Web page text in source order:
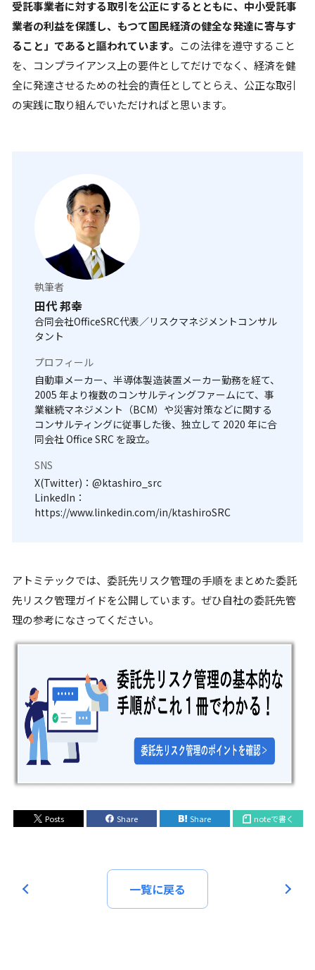
受託事業者に対する取引を公正にするとともに、中小受託事
業者の利益を保護し、もつて国民経済の健全な発達に寄与す
ること」であると謳われています。 この法律を遵守すること
を、コンプライアンス上の要件としてだけでなく、経済を健
全に発達させるための社会的責任としてとらえ、公正な取引
の実践に取り組んでいただければと思います。
執筆者
田代 邦幸
合同会社OfficeSRC代表／リスクマネジメントコンサル
タント
プロフィール
自動車メーカー、半導体製造装置メーカー勤務を経て、
2005 年より複数のコンサルティングファームにて、事
業継続マネジメント（BCM）や災害対策などに関する
コンサルティングに従事した後、独立して 2020 年に合
同会社 Office SRC を設立。
SNS
X(Twitter)：@ktashiro_src
LinkedIn：
https://www.linkedin.com/in/ktashiroSRC
アトミテックでは、委託先リスク管理の手順をまとめた委託
先リスク管理ガイドを公開しています。ぜひ自社の委託先管
理の参考になさってください。
Posts Share Share noteで書く
一覧に戻る